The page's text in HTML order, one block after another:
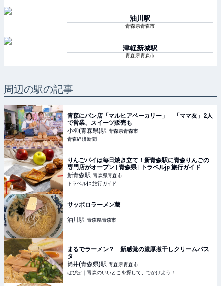
油川 駅
青森県青森市
津軽新城駅
青森県青森市
周辺の駅の記事
青森にパン店「マルヒアベーカリー」 「ママ友」2人
で営業、スイーツ販売も
小柳(青森県)駅 青森県青森市
青森経済新聞
りんごパイは毎日焼き立て！新青森駅に青森りんごの
専門店がオープン | 青森県 | トラベルjp 旅行ガイド
新青森駅 青森県青森市
トラベルjp 旅行ガイド
サッポロラーメン蔵
油川駅 青森県青森市
まるでラーメン？ 新感覚の濃厚煮干しクリームパス
タ
筒井(青森県)駅 青森県青森市
はぴぽ｜青森のいいとこを探して、でかけよう！